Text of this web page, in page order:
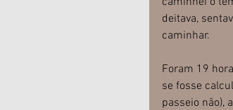
deitava,
caminhar.
Foram 19
se fosse
passeio não),